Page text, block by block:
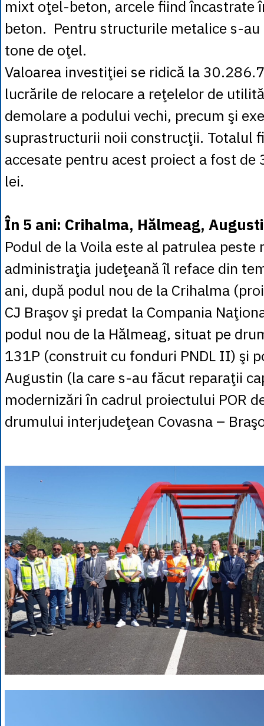
mixt oţel-beton, arcele fiind încastrate
beton. Pentru structurile metalice s-
tone de oţel.
Valoarea investiţiei se ridică la
lucrările de relocare a reţelelor de
demolare a podului vechi, precum şi
suprastructurii noii construcţii. Totalul
accesate pentru acest proiect a fost
lei.
În 5 ani: Crihalma, Hălmeag,
Podul de la Voila este al patrulea peste
administraţia judeţeană îl reface din
ani, după podul nou de la Crihalma
CJ Braşov şi predat la Compania
podul nou de la Hălmeag, situat pe
131P (construit cu fonduri PNDL II) şi
Augustin (la care s-au făcut reparaţii
modernizări în cadrul proiectului POR
drumului interjudeţean Covasna –